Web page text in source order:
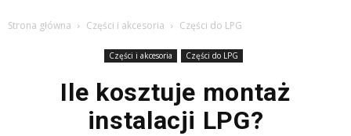
Strona główna Części i akcesoria Części do LPG
Części i akcesoria Części do LPG
Ile kosztuje montaż
instalacji LPG?